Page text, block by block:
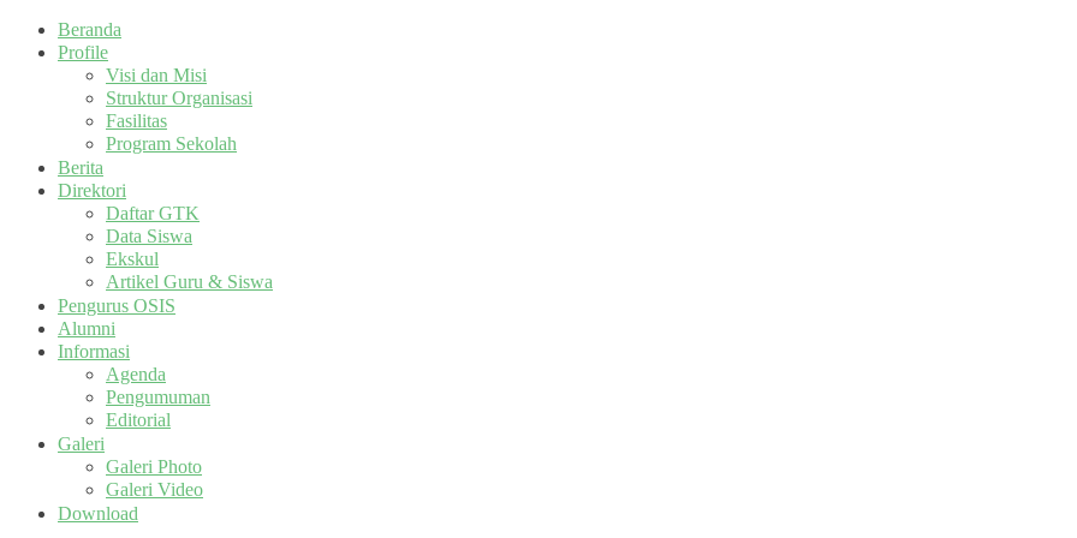
Beranda
Profile
Visi dan Misi
Struktur Organisasi
Fasilitas
Program Sekolah
Berita
Direktori
Daftar GTK
Data Siswa
Ekskul
Artikel Guru & Siswa
Pengurus OSIS
Alumni
Informasi
Agenda
Pengumuman
Editorial
Galeri
Galeri Photo
Galeri Video
Download